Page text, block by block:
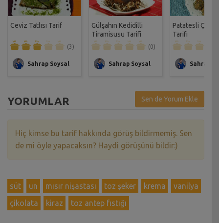
Ceviz Tatlısı Tarif
(3)
Sahrap Soysal
Gülşahın Kedidilli
Tiramisusu Tarifi
(0)
Sahrap Soysal
Patatesli Çıtır
Tarifi
Sahrap
YORUMLAR Sen de Yorum Ekle
Hiç kimse bu tarif hakkında görüş bildirmemiş. Sen
de mi öyle yapacaksın? Haydi görüşünü bildir:)
süt un mısır nişastası toz şeker krema
vanilya
çikolata
kiraz toz antep fıstığı